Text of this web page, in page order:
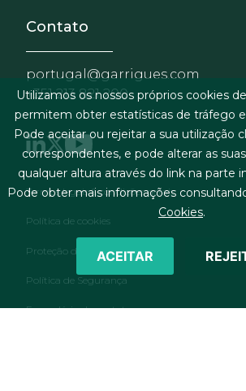
Contato
portugal@garrigues.com
+351 213 821 200
Menu de rodapé
Termos legais & condições gerais
Política de cookies
Proteção de dados pessoais
Política de Segurança
Formulário de contato
Utilizamos os nossos próprios cookies
permitem obter estatísticas de tráfego
Pode aceitar ou rejeitar a sua utilização
correspondentes, e pode alterar as
qualquer altura através do link na parte
Pode obter mais informações
Cookies.
ACEITAR